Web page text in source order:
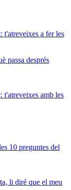
t'atreveixes a fer les
passa després
t'atreveixes amb les
10 preguntes del
li diré que el meu